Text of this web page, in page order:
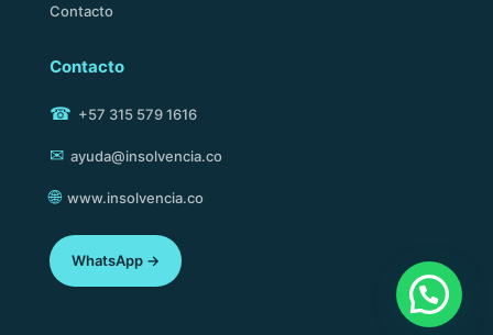
Contacto
Contacto
☎ +57 315 579 1616
✉ ayuda@insolvencia.co
🌐 www.insolvencia.co
WhatsApp →